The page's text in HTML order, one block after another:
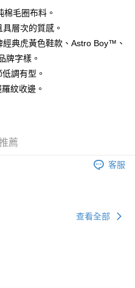
運費
運費
棉毛圈布料。
層次的質感。
經典虎黃色鞋款、Astro Boy™、
字樣。
調有型。
紋收邊。
薦
客服
查看全部